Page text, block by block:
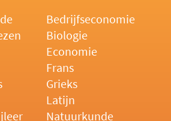
Bedrijfseconomie
Biologie
Economie
Frans
Grieks
Latijn
Natuurkunde